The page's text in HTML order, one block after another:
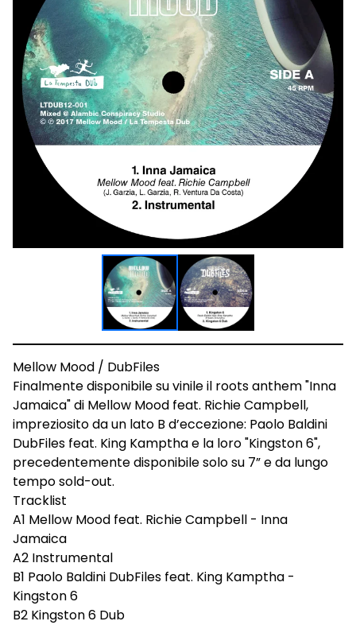
Mellow Mood / DubFiles
Finalmente disponibile su vinile il roots anthem "Inna
Jamaica" di Mellow Mood feat. Richie Campbell,
impreziosito da un lato B d’eccezione: Paolo Baldini
DubFiles feat. King Kamptha e la loro "Kingston 6",
precedentemente disponibile solo su 7” e da lungo
tempo sold-out.
Tracklist
A1 Mellow Mood feat. Richie Campbell - Inna
Jamaica
A2 Instrumental
B1 Paolo Baldini DubFiles feat. King Kamptha -
Kingston 6
B2 Kingston 6 Dub